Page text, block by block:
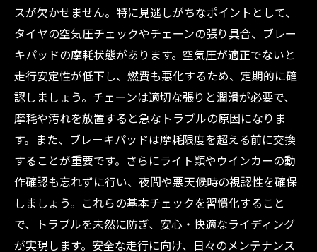
スが欠かせません。特に見逃しがちなポイントとして、
タイヤの空気圧チェックやチェーンの張り具合、ブレー
キパッドの摩耗状態があります。空気圧が適正でないと
走行安定性が低下し、燃費も悪化するため、定期的に確
認しましょう。チェーンは適切な張りと潤滑が必要で、
摩耗や汚れを放置すると急なトラブルの原因になりま
す。また、ブレーキパッドは摩耗限度を超える前に交換
することが重要です。さらにライト類やウインカーの動
作確認も忘れずに行い、夜間や悪天候時の視認性を確保
しましょう。これらの基本チェックを習慣化すること
で、トラブルを未然に防ぎ、安心・快適なライディング
が実現します。安全な走行に向け、日々のメンテナンス